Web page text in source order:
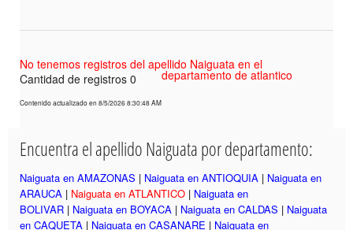
No tenemos registros del apellido Naiguata en el
departamento de atlantico
Cantidad de registros 0
Contenido actualizado en 8/5/2026 8:30:48 AM
Encuentra el apellido Naiguata por departamento:
Naiguata en AMAZONAS | Naiguata en ANTIOQUIA | Naiguata en
ARAUCA | Naiguata en ATLANTICO | Naiguata en
BOLIVAR | Naiguata en BOYACA | Naiguata en CALDAS | Naiguata
en CAQUETA | Naiguata en CASANARE | Naiguata en